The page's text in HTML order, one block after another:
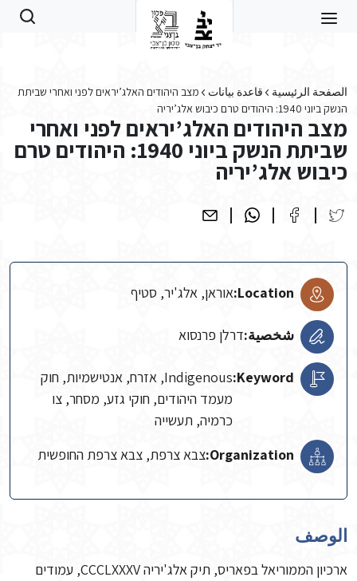
الصفحة الرئيسية قاعدة بيانات
מצב היהודים האלג’יראים לפני ואחרי שביתת
הנשק ביוני 1940: היהודים טרם כיבוש אלג’יריה
מצב היהודים האלג’יראים לפני ואחרי
שביתת הנשק ביוני 1940: היהודים טרם
כיבוש אלג’יריה
Location: אוראן, אלג'יר, סטיף
شخصية:דרלן פרנסוא
Keyword:
Indigenous, אזרח, אנטישמיות, חוק
מעמד היהודים, חוקי גזע, מסחר, צו
כרמיה, תעשייה
Organization: צבא צרפת, צבא צרפת החופשית
الوصف
ארכיון הממוריאל בפאריס, תיק אלג'יריה CCCLXXXV, עמודים